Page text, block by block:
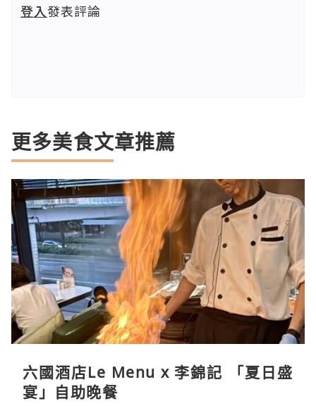
登入發表評論
更多美食文章推薦
六國酒店Le Menu x 李錦記 「夏日盛
宴」自助晚餐